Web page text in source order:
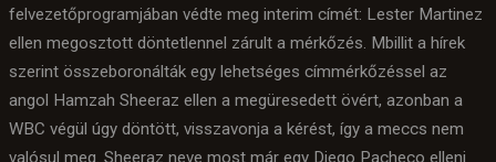
felvezetőprogramjában védte meg interim címét: Lester Martinez
ellen megosztott döntetlennel zárult a mérkőzés. Mbillit a hírek
szerint összeboronálták egy lehetséges címmérkőzéssel az
angol Hamzah Sheeraz ellen a megüresedett övért, azonban a
WBC végül úgy döntött, visszavonja a kérést, így a meccs nem
valósul meg. Sheeraz neve most már egy Diego Pacheco elleni